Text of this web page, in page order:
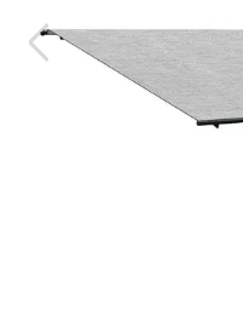
Protections